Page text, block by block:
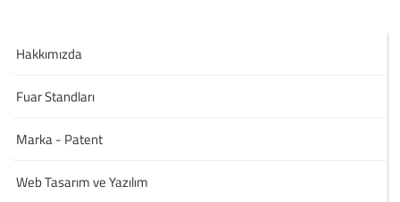
Hakkımızda
Fuar Standları
Marka - Patent
Web Tasarım ve Yazılım